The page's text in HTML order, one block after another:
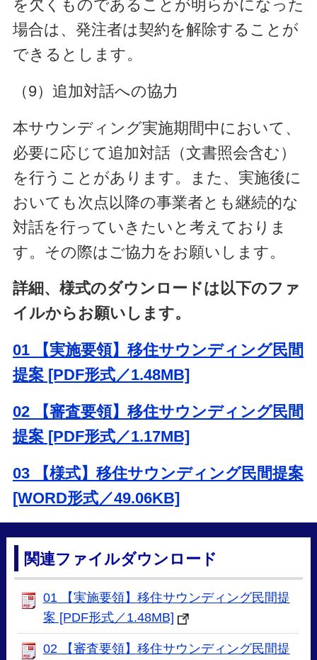
を欠くものであることが明らかになった
場合は、発注者は契約を解除することが
できるとします。
（9）追加対話への協力
本サウンディング実施期間中において、
必要に応じて追加対話（文書照会含む）
を行うことがあります。また、実施後に
おいても次点以降の事業者とも継続的な
対話を行っていきたいと考えておりま
す。その際はご協力をお願いします。
詳細、様式のダウンロードは以下のファ
イルからお願いします。
01 【実施要領】移住サウンディング民間
提案 [PDF形式／1.48MB]
02 【審査要領】移住サウンディング民間
提案 [PDF形式／1.17MB]
03 【様式】移住サウンディング民間提案
[WORD形式／49.06KB]
関連ファイルダウンロード
01 【実施要領】移住サウンディング民間提
案 [PDF形式／1.48MB]
02 【審査要領】移住サウンディング民間提